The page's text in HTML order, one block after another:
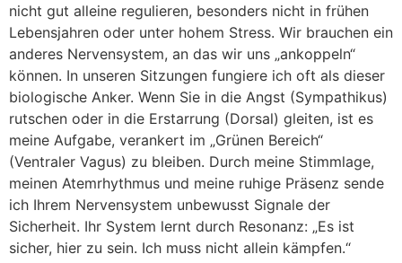
nicht gut alleine regulieren, besonders nicht in frühen
Lebensjahren oder unter hohem Stress. Wir brauchen ein
anderes Nervensystem, an das wir uns „ankoppeln“
können. In unseren Sitzungen fungiere ich oft als dieser
biologische Anker. Wenn Sie in die Angst (Sympathikus)
rutschen oder in die Erstarrung (Dorsal) gleiten, ist es
meine Aufgabe, verankert im „Grünen Bereich“
(Ventraler Vagus) zu bleiben. Durch meine Stimmlage,
meinen Atemrhythmus und meine ruhige Präsenz sende
ich Ihrem Nervensystem unbewusst Signale der
Sicherheit. Ihr System lernt durch Resonanz: „Es ist
sicher, hier zu sein. Ich muss nicht allein kämpfen.“